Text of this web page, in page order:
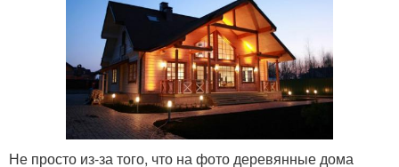
Не просто из-за того, что на фото деревянные дома